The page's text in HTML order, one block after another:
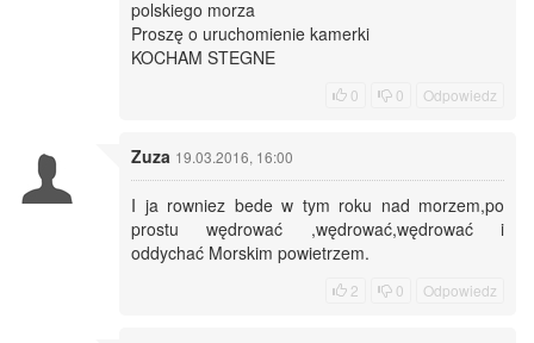
polskiego morza
Proszę o uruchomienie kamerki
KOCHAM STEGNE
0 0 Odpowiedz
Zuza 19.03.2016, 16:00
I ja rowniez bede w tym roku nad morzem,po
prostu wędrować ,wędrować,wędrować i
oddychać Morskim powietrzem.
2 0 Odpowiedz